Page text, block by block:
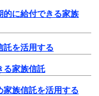
に給付できる家族
を活用する
家族信託
族信託を活用する